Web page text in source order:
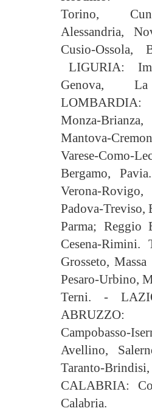
Torino,
Alessandria,
Cusio-Ossola,
LIGURIA:
Genova,
Monza-
Mantova-
Varese-Como-
Bergamo,
Verona-
Padova-
Parma; Reggio
Cesena-Rimini.
Grosseto,
Pesaro-Urbino,
Terni. -
ABRUZZO:
Campobasso-
Avellino,
Taranto-
CALABRIA:
Calabria.